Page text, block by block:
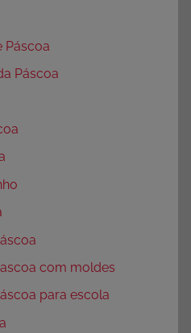
Páscoa
Páscoa
com moldes
para escola